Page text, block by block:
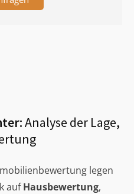
Analyse der Lage,
legen
aufHausbewertung,